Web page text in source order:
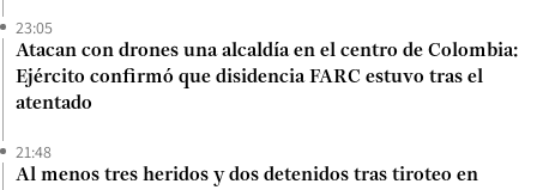
23:05
Atacan con drones una alcaldía en el centro de Colombia:
Ejército confirmó que disidencia FARC estuvo tras el
atentado
21:48
Al menos tres heridos y dos detenidos tras tiroteo en